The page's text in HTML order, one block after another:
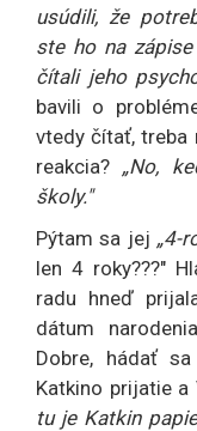
usúdili, že
ste ho na
čítali jeho
bavili o
vtedy čítať, treba
reakcia? „No,
školy."
Pýtam sa jej „4-
len 4 roky???"
radu hneď
dátum
Dobre, hádať
Katkino prijatie a
tu je Katkin